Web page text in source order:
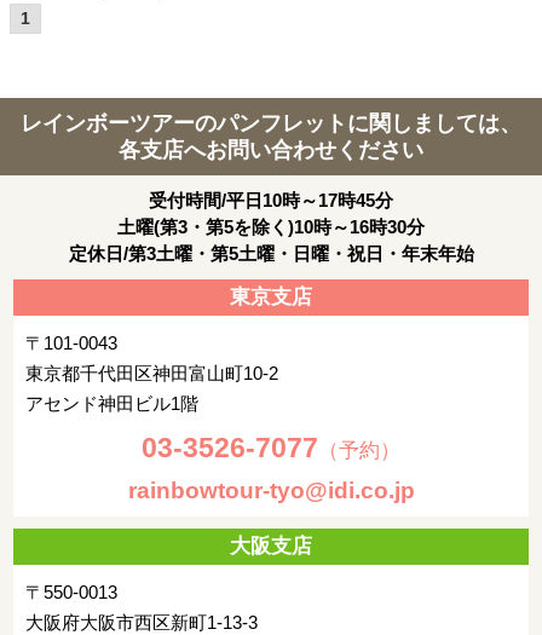
1
レインボーツアーのパンフレットに関しましては、
各支店へお問い合わせください
受付時間/平日10時～17時45分
土曜(第3・第5を除く)10時～16時30分
定休日/第3土曜・第5土曜・日曜・祝日・年末年始
東京支店
〒101-0043
東京都千代田区神田富山町10-2
アセンド神田ビル1階
03-3526-7077 （予約）
rainbowtour-tyo@idi.co.jp
大阪支店
〒550-0013
大阪府大阪市西区新町1-13-3